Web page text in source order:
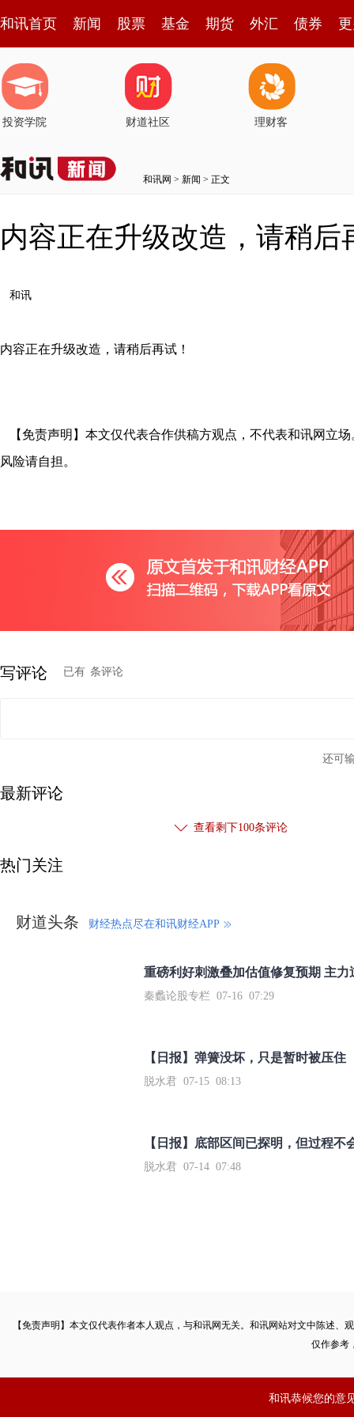
和讯首页 新闻 股票 基金 期货 外汇 债券
投资学院 财道社区 理财客
和讯网 > 新闻 > 正文
内容正在升级改造，请稍后
和讯
内容正在升级改造，请稍后再试！
【免责声明】本文仅代表合作供稿方观点，不代表和讯网立
风险请自担。
写评论 已有 条评论
还可
最新评论
查看剩下100条评论
热门关注
财道头条 财经热点尽在和讯财经APP
秦蠡论股专栏 07-16 07:29
【日报】弹簧没坏，只是暂时被压住
脱水君 07-15 08:13
【日报】底部区间已探明，但过程不
脱水君 07-14 07:48
【免责声明】本文仅代表作者本人观点，与和讯网无关。和讯网站对文中陈述
仅作参考
和讯恭候您的意